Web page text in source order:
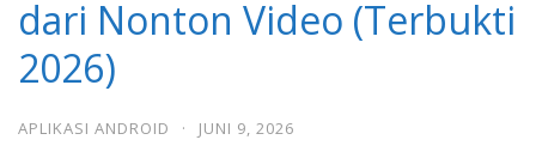
dari Nonton Video (Terbukti
2026)
APLIKASI ANDROID · JUNI 9, 2026